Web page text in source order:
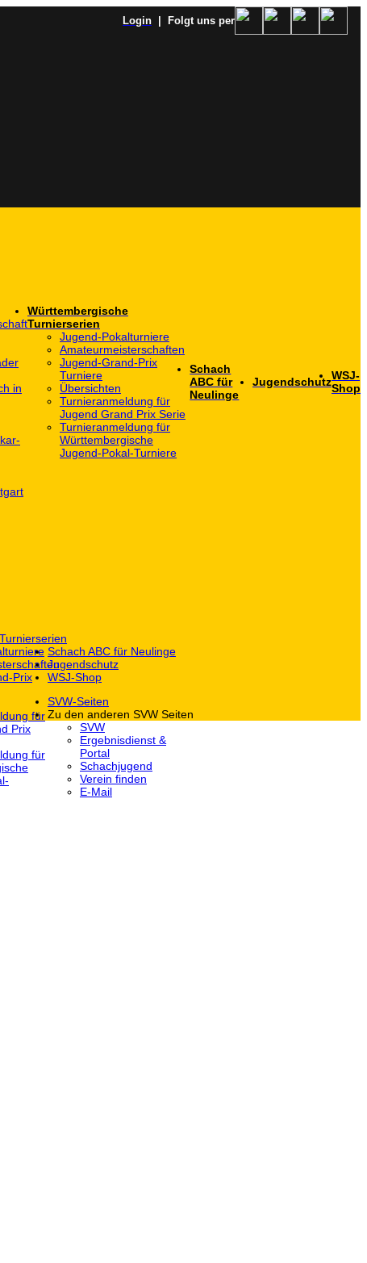
Login | Folgt uns per
in
Württembergische
Turnierserien
Jugend-Pokalturniere
Amateurmeisterschaften
Jugend-Grand-Prix
Turniere
Übersichten
Turnieranmeldung für
Jugend Grand Prix Serie
Turnieranmeldung für
Württembergische
Jugend-Pokal-Turniere
Schach
ABC für
Neulinge
JugendschutzWSJ-
Shop
Prix
für
Prix
für
Schach ABC für Neulinge
Jugendschutz
WSJ-Shop
SVW-Seiten
Zu den anderen SVW Seiten
SVW
Ergebnisdienst &
Portal
Schachjugend
Verein finden
E-Mail